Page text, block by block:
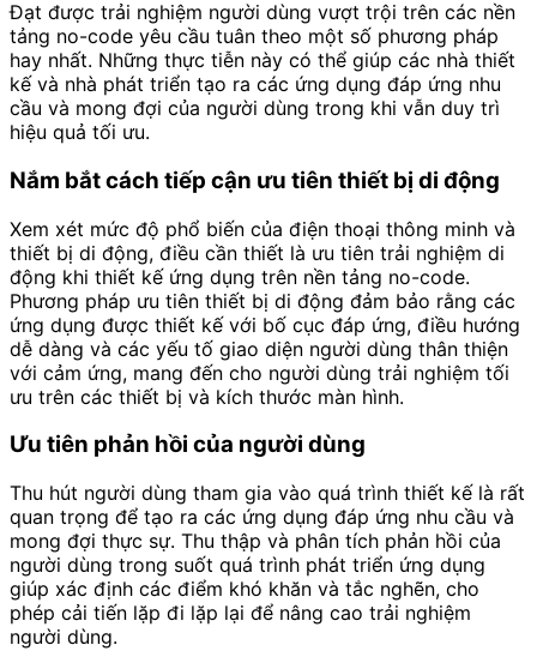
Đạt được trải nghiệm người dùng vượt trội trên các nền
tảng no-code yêu cầu tuân theo một số phương pháp
hay nhất. Những thực tiễn này có thể giúp các nhà thiết
kế và nhà phát triển tạo ra các ứng dụng đáp ứng nhu
cầu và mong đợi của người dùng trong khi vẫn duy trì
hiệu quả tối ưu.
Nắm bắt cách tiếp cận ưu tiên thiết bị di động
Xem xét mức độ phổ biến của điện thoại thông minh và
thiết bị di động, điều cần thiết là ưu tiên trải nghiệm di
động khi thiết kế ứng dụng trên nền tảng no-code.
Phương pháp ưu tiên thiết bị di động đảm bảo rằng các
ứng dụng được thiết kế với bố cục đáp ứng, điều hướng
dễ dàng và các yếu tố giao diện người dùng thân thiện
với cảm ứng, mang đến cho người dùng trải nghiệm tối
ưu trên các thiết bị và kích thước màn hình.
Ưu tiên phản hồi của người dùng
Thu hút người dùng tham gia vào quá trình thiết kế là rất
quan trọng để tạo ra các ứng dụng đáp ứng nhu cầu và
mong đợi thực sự. Thu thập và phân tích phản hồi của
người dùng trong suốt quá trình phát triển ứng dụng
giúp xác định các điểm khó khăn và tắc nghẽn, cho
phép cải tiến lặp đi lặp lại để nâng cao trải nghiệm
người dùng.